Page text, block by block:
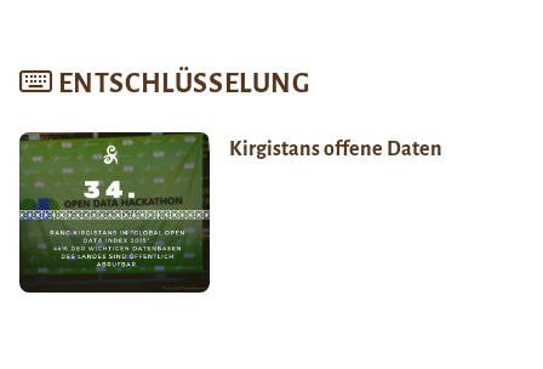
ENTSCHLÜSSELUNG
Kirgistans offene Daten